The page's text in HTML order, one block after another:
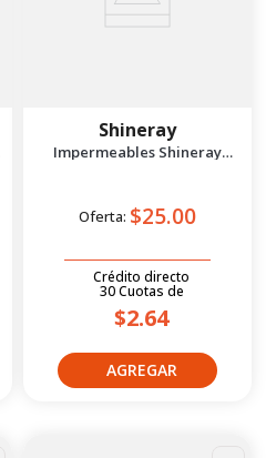
Shineray
Impermeables Shineray
Oferta: $25.00
Crédito directo
30Cuotas de
$2.64